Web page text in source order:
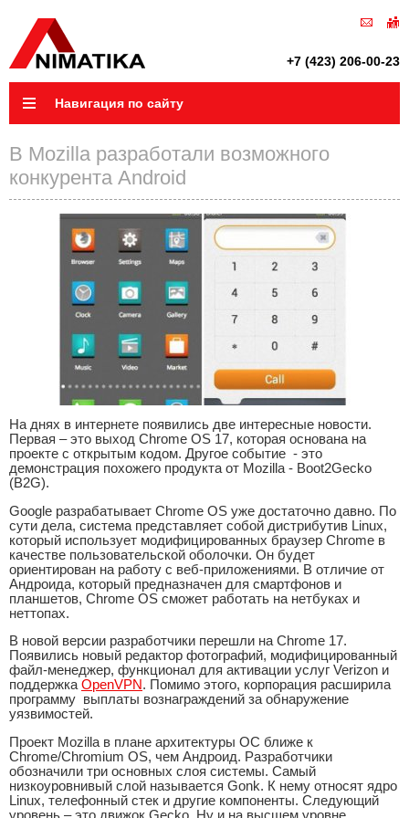
+7 (423) 206-00-23
Навигация по сайту
В Mozilla разработали возможного
конкурента Android
На днях в интернете появились две интересные новости.
Первая – это выход Chrome OS 17, которая основана на
проекте с открытым кодом. Другое событие - это
демонстрация похожего продукта от Mozilla - Boot2Gecko
(B2G).
Google разрабатывает Chrome OS уже достаточно давно. По
сути дела, система представляет собой дистрибутив Linux,
который использует модифицированных браузер Chrome в
качестве пользовательской оболочки. Он будет
ориентирован на работу с веб-приложениями. В отличие от
Андроида, который предназначен для смартфонов и
планшетов, Chrome OS сможет работать на нетбуках и
неттопах.
В новой версии разработчики перешли на Chrome 17.
Появились новый редактор фотографий, модифицированный
файл-менеджер, функционал для активации услуг Verizon и
поддержкаOpenVPN. Помимо этого, корпорация расширила
программу выплаты вознаграждений за обнаружение
уязвимостей.
Проект Mozilla в плане архитектуры ОС ближе к
Chrome/Chromium OS, чем Андроид. Разработчики
обозначили три основных слоя системы. Самый
низкоуровнивый слой называется Gonk. К нему относят ядро
Linux, телефонный стек и другие компоненты. Следующий